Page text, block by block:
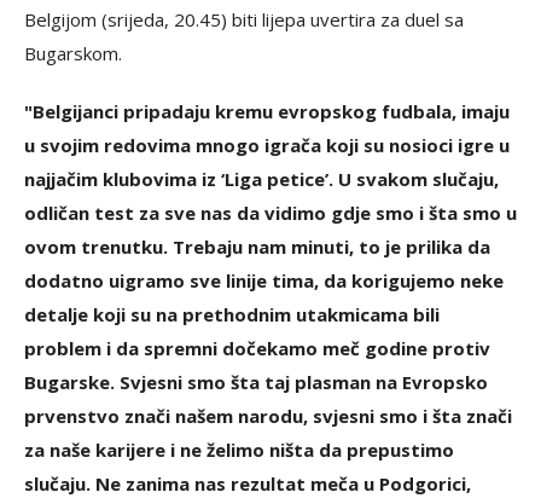
Belgijom (srijeda, 20.45) biti lijepa uvertira za duel sa
Bugarskom.
"Belgijanci pripadaju kremu evropskog fudbala, imaju
u svojim redovima mnogo igrača koji su nosioci igre u
najjačim klubovima iz ‘Liga petice’. U svakom slučaju,
odličan test za sve nas da vidimo gdje smo i šta smo u
ovom trenutku. Trebaju nam minuti, to je prilika da
dodatno uigramo sve linije tima, da korigujemo neke
detalje koji su na prethodnim utakmicama bili
problem i da spremni dočekamo meč godine protiv
Bugarske. Svjesni smo šta taj plasman na Evropsko
prvenstvo znači našem narodu, svjesni smo i šta znači
za naše karijere i ne želimo ništa da prepustimo
slučaju. Ne zanima nas rezultat meča u Podgorici,